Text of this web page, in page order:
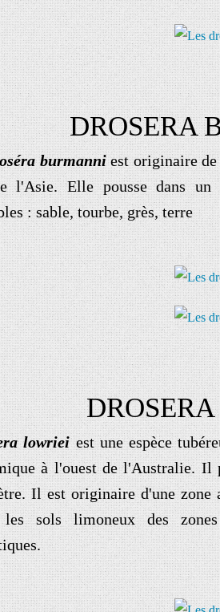
DROSERA
burmanniest originaire
l'Asie. Elle pousse dans
: sable, tourbe, grès, terre
lowrieiest une espèce
à l'ouest de l'Australie. Il
Il est originaire d'une zone
les sols limoneux des